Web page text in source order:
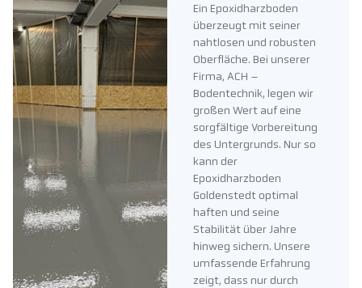
Ein Epoxidharzboden
überzeugt mit seiner
nahtlosen und robusten
Oberfläche. Bei unserer
Firma, ACH –
Bodentechnik, legen wir
großen Wert auf eine
sorgfältige Vorbereitung
des Untergrunds. Nur so
kann der
Epoxidharzboden
Goldenstedt optimal
haften und seine
Stabilität über Jahre
hinweg sichern. Unsere
umfassende Erfahrung
zeigt, dass nur durch